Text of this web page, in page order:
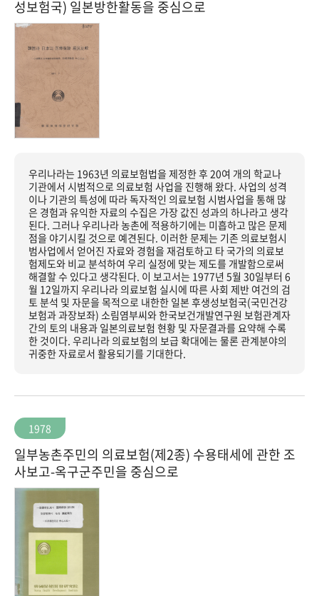
성보험국) 일본방한활동을 중심으로
우리나라는 1963년 의료보험법을 제정한 후 20여 개의 학교나
기관에서 시범적으로 의료보험 사업을 진행해 왔다. 사업의 성격
이나 기관의 특성에 따라 독자적인 의료보험 시범사업을 통해 많
은 경험과 유익한 자료의 수집은 가장 값진 성과의 하나라고 생각
된다. 그러나 우리나라 농촌에 적용하기에는 미흡하고 많은 문제
점을 야기시킬 것으로 예견된다. 이러한 문제는 기존 의료보험시
범사업에서 얻어진 자료와 경험을 재검토하고 타 국가의 의료보
험제도와 비교 분석하여 우리 실정에 맞는 제도를 개발함으로써
해결할 수 있다고 생각된다. 이 보고서는 1977년 5월 30일부터 6
월 12일까지 우리나라 의료보험 실시에 따른 사회 제반 여건의 검
토 분석 및 자문을 목적으로 내한한 일본 후생성보험국(국민건강
보험과 과장보좌) 소림염부씨와 한국보건개발연구원 보험관계자
간의 토의 내용과 일본의료보험 현황 및 자문결과를 요약해 수록
한 것이다. 우리나라 의료보험의 보급 확대에는 물론 관계분야의
귀중한 자료로서 활용되기를 기대한다.
1978
일부농촌주민의 의료보험(제2종) 수용태세에 관한 조
사보고-옥구군주민을 중심으로